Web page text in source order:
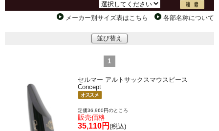
メーカー別サイズ表はこちら 各部名称について
並び替え
1
セルマー アルトサックスマウスピース
Concept
定価36,960円のところ
販売価格
35,110円 (税込)